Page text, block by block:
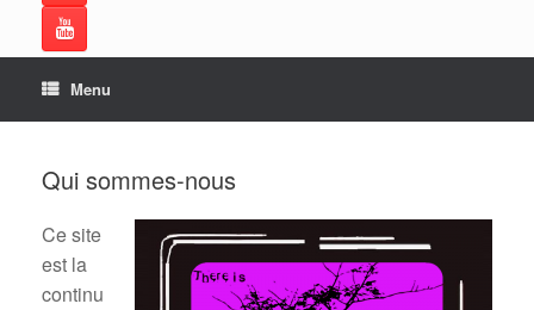
Menu
Qui sommes-nous
Ce site
est la
continu